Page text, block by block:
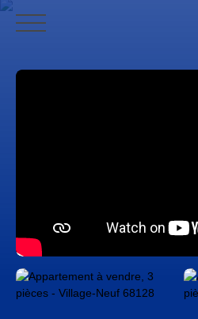
ACCUEIL ACHETER VENDRE